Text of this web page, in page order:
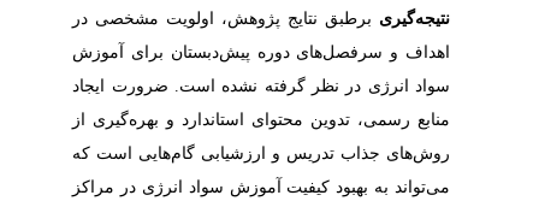
نتیجه‌گیری
‭ ‬برطبق‭ ‬نتایج‭ ‬پژوهش،‭ ‬اولویت‭ ‬مشخصی‭ ‬در‭
‬اهداف‭ ‬و‭ ‬سرفصل‌های‭ ‬دوره‭ ‬پیش‌دبستان‭ ‬برای‭ ‬آموزش‭
‬سواد‭ ‬انرژی‭ ‬در‭ ‬نظر‭ ‬گرفته‭ ‬نشده‭ ‬است.‭ ‬ضرورت‭ ‬ایجاد‭
‬روش‌های‭ ‬جذاب‌‌‭ ‬تدریس‭ ‬و‭ ‬ارزشیابی‭ ‬گام‌هایی‭ ‬است‭ ‬که‭
‬می‌تواند‭ ‬به‭ ‬بهبود‭ ‬کیفیت‭ ‬آموزش‭ ‬سواد‭ ‬انرژی‭ ‬در‭ ‬مراکز‭